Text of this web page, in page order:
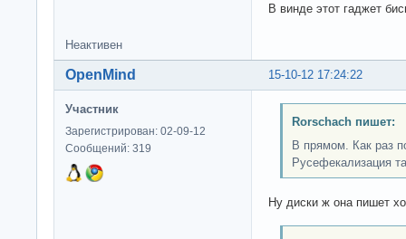
В винде этот гаджет
Неактивен
15-10-12 17:24:22
OpenMind
Участник
Зарегистрирован: 02-09-12
Сообщений: 319
Rorschach пишет:
В прямом. Как раз
Русефекализация
Ну диски ж она пишет